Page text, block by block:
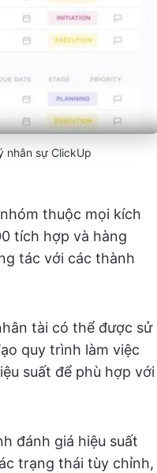
nhân sự ClickUp
thuộc mọi kích
tích hợp và hàng
tác với các thành
tài có thể được sử
quy trình làm việc
suất để phù hợp với
đánh giá hiệu suất
trạng thái tùy chỉnh,